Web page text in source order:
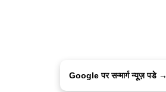
Google पर सन्मार्ग न्यूज़ पडे →